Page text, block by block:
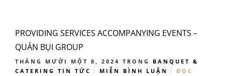
PROVIDING SERVICES ACCOMPANYING EVENTS –
QUÁN BỤI GROUP
THÁNG MƯỜI MỘT 8, 2024 TRONG BANQUET &
CATERING
TIN TỨC MIỄN BÌNH LUẬN
ĐỌC